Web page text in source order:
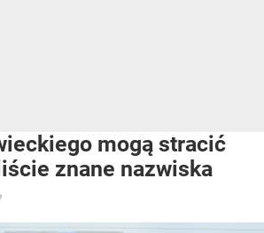
mogą stracić
znane nazwiska